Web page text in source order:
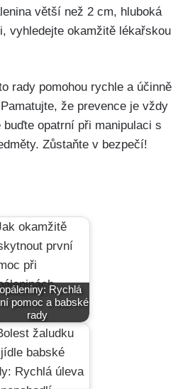
větší ⁣než 2 cm, hluboká
vyhledejte okamžitě lékařskou
⁤rady pomohou​ rychle a ​účinně
že prevence je vždy
opatrní ⁤při manipulaci s
Zůstaňte v bezpečí!
Rychlá
pomoc a babské
rady